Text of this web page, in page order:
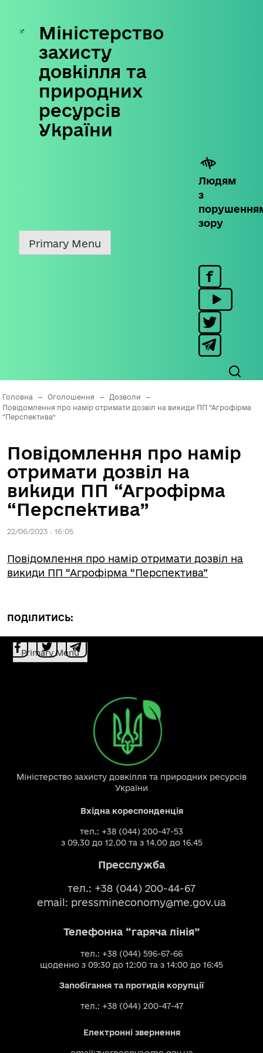
Skip
content
Міністерство
захисту
довкілля та
природних
ресурсів
України
Людям
з
зору
Primary Menu
Головна — Оголошення — Дозволи
—
Повідомлення про намір отримати дозвіл на викиди ПП “Агрофірма
“Перспектива”
Повідомлення про намір
отримати дозвіл на
викиди ПП “Агрофірма
“Перспектива”
22/06/2023 : 16:05
Повідомлення про намір отримати дозвіл на
викиди ПП “Агрофірма “Перспектива”
ПОДІЛИТИСЬ:
Primary Menu
Міністерство захисту довкілля та природних ресурсів
України
Вхідна кореспонденція
тел.: +38 (044) 200-47-53
з 09.30 до 12.00 та з 14.00 до 16.45
Пресслужба
тел.: +38 (044) 200-44-67
email: pressmineconomy@me.gov.ua
Телефонна “гаряча лінія”
тел.: +38 (044) 596-67-66
щоденно з 09:30 до 12:00 та з 14:00 до 16:45
Запобігання та протидія корупції
тел.: +38 (044) 200-47-47
Електронні звернення